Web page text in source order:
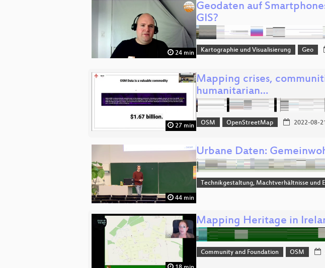
24 min
Geodaten auf
GIS?
Kartographie und Visualisierung Geo
27 min
Mapping crises,
humanitarian…
OSM OpenStreetMap 2022-08-
44 min
Urbane Daten:
Technikgestaltung, Machtverhältnisse und
Mapping Heritage in
Community and Foundation OSM